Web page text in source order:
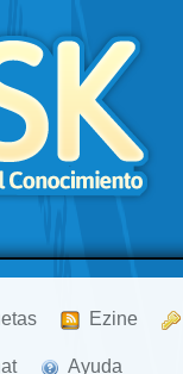
Ezine
Ayuda